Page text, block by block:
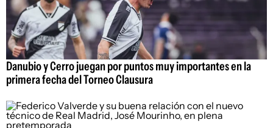
Danubio y Cerro juegan por puntos muy importantes en la
primera fecha del Torneo Clausura